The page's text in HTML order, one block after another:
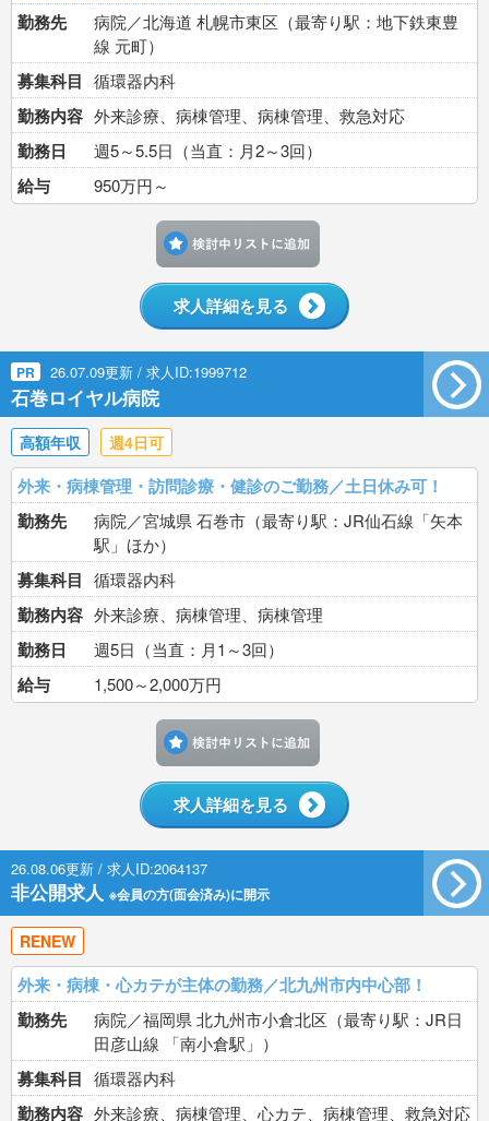
勤務先
病院／北海道 札幌市東区（最寄り駅：地下鉄東豊
線 元町）
募集科目 循環器内科
勤務内容 外来診療、病棟管理、病棟管理、救急対応
勤務日 週5～5.5日（当直：月2～3回）
給与 950万円～
求人詳細を見る
PR 26.07.09更新 / 求人ID:1999712
石巻ロイヤル病院
高額年収 週4日可
外来・病棟管理・訪問診療・健診のご勤務／土日休み可！
勤務先
病院／宮城県 石巻市（最寄り駅：JR仙石線「矢本
駅」ほか）
募集科目 循環器内科
勤務内容 外来診療、病棟管理、病棟管理
勤務日 週5日（当直：月1～3回）
給与 1,500～2,000万円
求人詳細を見る
26.08.06更新 / 求人ID:2064137
非公開求人 ※会員の方(面会済み)に開示
RENEW
外来・病棟・心カテが主体の勤務／北九州市内中心部！
勤務先
病院／福岡県 北九州市小倉北区（最寄り駅：JR日
田彦山線 「南小倉駅」）
募集科目 循環器内科
勤務内容 外来診療、病棟管理、心カテ、病棟管理、救急対応